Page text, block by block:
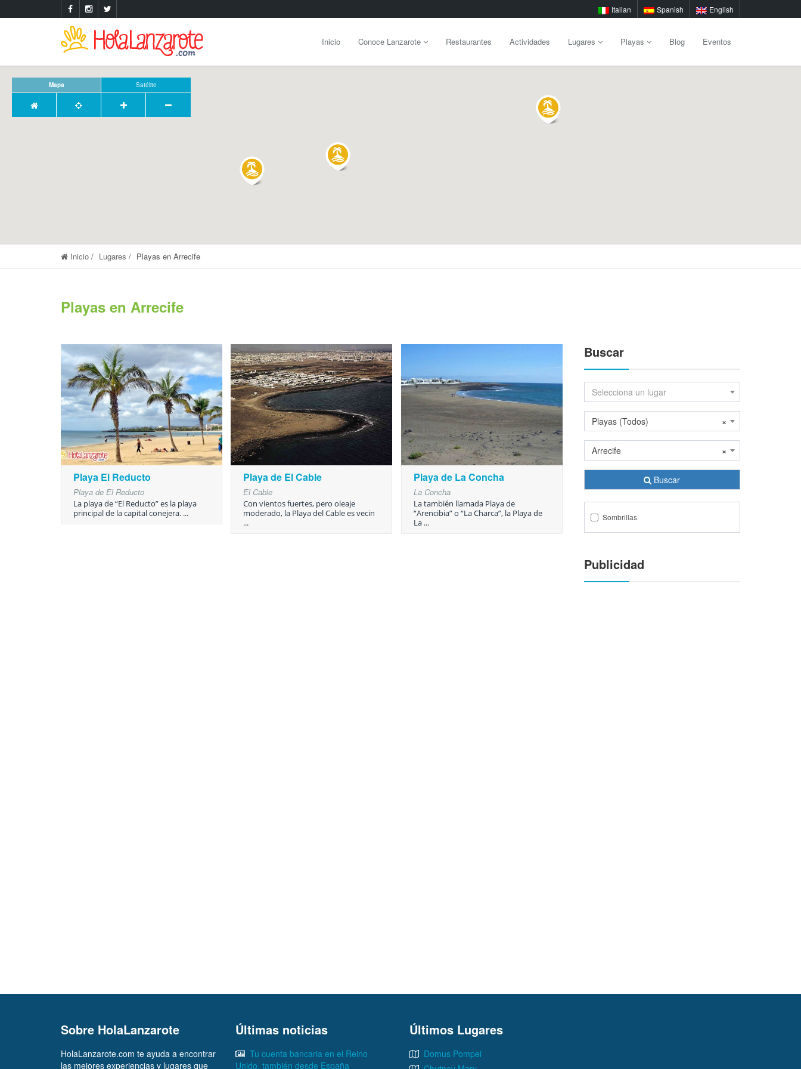
English
Spanish
Italian
Inicio Conoce Lanzarote Restaurantes Actividades Lugares Playas Blog Eventos
Mapa Satélite
Inicio Lugares Playas en Arrecife
Playas en Arrecife
Playa El Reducto
Playa de El Reducto
La playa de “El Reducto” es la playa
principal de la capital conejera. ...
Playa de El Cable
El Cable
Con vientos fuertes, pero oleaje
moderado, la Playa del Cable es vecin
...
Playa de La Concha
La Concha
La también llamada Playa de
“Arencibia” o “La Charca”, la Playa de
La ...
Buscar
Selecciona un lugar
×
Playas (Todos)
×
Arrecife
Buscar
Sombrillas
Publicidad
Sobre HolaLanzarote
HolaLanzarote.com te ayuda a encontrar
las mejores experiencias y lugares que
Últimas noticias
Tu cuenta bancaria en el Reino
Unido, también desde España
Últimos Lugares
Domus Pompei